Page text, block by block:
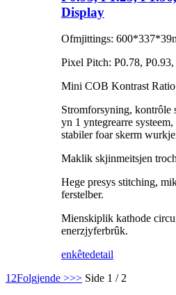
Display
Ofmjittings:
Pixel Pitch: P0.78,
Mini COB Kontrast Ratio
Stromforsyning, kontrôle
yn 1 yntegrearre
stabiler foar skerm
Maklik skjinmeitsjen
Hege presys stitching,
ferstelber.
Mienskiplik kathode
enerzjyferbrûk.
enkêtedetail
1 2Folgjende >>> Side 1 / 2